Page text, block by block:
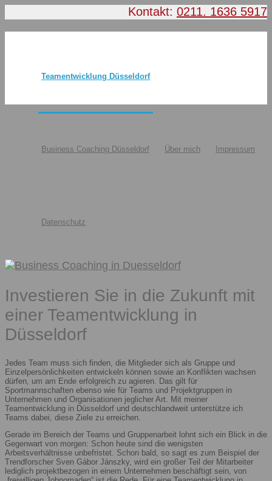
Kontakt: 0211. 1636 5917
Teamentwicklung Düsseldorf
Business Coaching Düsseldorf Über mich Impressum
Datenschutz
Investieren Sie in die Zukunft mit
einer Teamentwicklung in
Düsseldorf
Jedes Team muss sich finden, die Mitglieder sich als Gruppe und
Einzelpersönlichkeiten entwickeln können sowie an Konflikten wachsen
dürfen, um am Ende erfolgreich zu agieren. Das gilt für
Sportmannschaften ebenso wie für Teams und Projektgruppen in
Unternehmen und Organisationen jeglicher Art. Mit meiner
Teamentwicklung in Düsseldorf und deutschlandweit unterstütze ich
Teams dabei, diese Ziele zu erreichen.
Gerade im Bereich der Teams und Gruppenarbeit lohnt sich ein Blick in die
Gegenwart von morgen: Schon heute sind die wenigsten
Arbeitsverhältnisse unbefristet. Schon bald, so sagt es zum Beispiel der
Trendforscher Sven Gábor Jánszky, wird ein großer Teil der Mitarbeiter
lediglich projektbezogen in einem Unternehmen beschäftigt sein, von